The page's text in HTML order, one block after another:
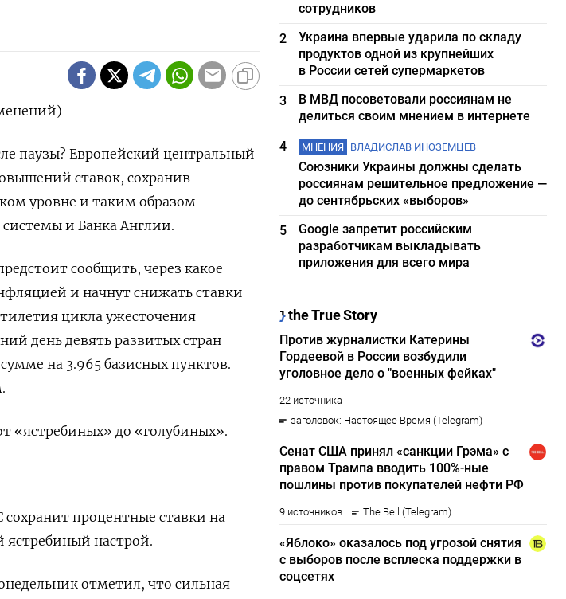
паузы? Европейский центральный
ставок, сохранив
уровне и таким образом
и Банка Англии.
сообщить, через какое
и начнут снижать ставки
цикла ужесточения
день девять развитых стран
на 3.965 базисных пунктов.
«ястребиных» до «голубиных».
процентные ставки на
ястребиный настрой.
отметил, что сильная
сотрудников
2
Украина впервые ударила по складу
продуктов одной из крупнейших
в России сетей супермаркетов
3
В МВД посоветовали россиянам не
делиться своим мнением в интернете
4
МНЕНИЯ ВЛАДИСЛАВ ИНОЗЕМЦЕВ
Союзники Украины должны сделать
россиянам решительное предложение —
до сентябрьских «выборов»
5
Google запретит российским
разработчикам выкладывать
приложения для всего мира